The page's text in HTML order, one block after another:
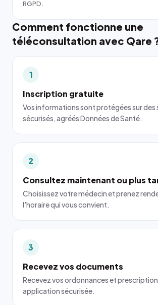
RGPD.
Comment fonctionne une
téléconsultation avec Qare
1
Inscription gratuite
Vos informations sont protégées sur des
sécurisés, agréés Données de Santé.
2
Consultez maintenant ou plus
Choisissez votre médecin et prenez
l'horaire qui vous convient.
3
Recevez vos documents
Recevez vos ordonnances et
application sécurisée.